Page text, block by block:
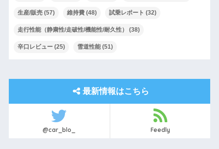
生産/販売(57) 維持費(48) 試乗レポート (32)
走行性能（静粛性/走破性/機能性/耐久性） (38)
辛口レビュー(25) 雪道性能(51)
最新情報はこちら
@car_blo_ Feedly